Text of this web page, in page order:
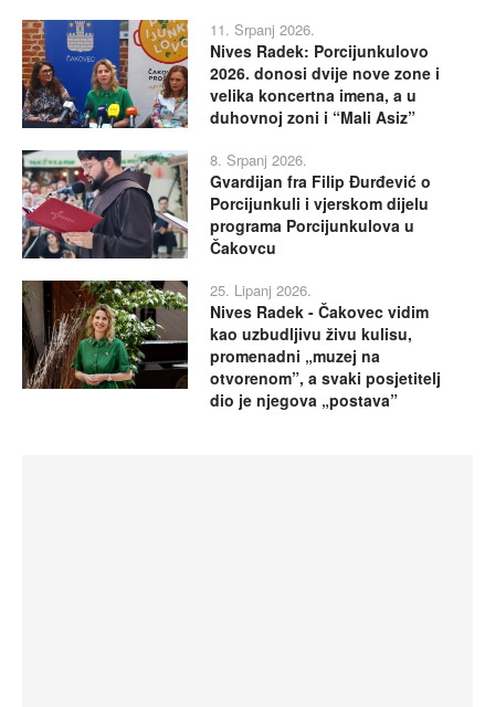
11. Srpanj 2026.
Nives Radek: Porcijunkulovo
2026. donosi dvije nove zone i
velika koncertna imena, a u
duhovnoj zoni i “Mali Asiz”
8. Srpanj 2026.
Gvardijan fra Filip Đurđević o
Porcijunkuli i vjerskom dijelu
programa Porcijunkulova u
Čakovcu
25. Lipanj 2026.
Nives Radek - Čakovec vidim
kao uzbudljivu živu kulisu,
promenadni „muzej na
otvorenom”, a svaki posjetitelj
dio je njegova „postava”